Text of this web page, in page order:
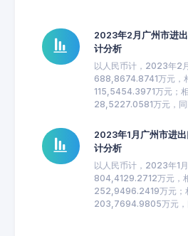
2023年2月广州市进
计分析
以人民币计，2023年2
688,8674.8741万元，
115,5454.3971万元；
28,5227.0581万元，同
2023年1月广州市进
计分析
以人民币计，2023年1
804,4129.2712万元，
252,9496.2419万元；
203,7694.9805万元，